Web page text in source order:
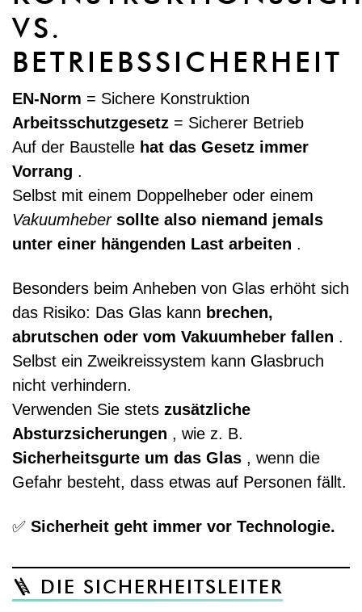
VS.
BETRIEBSSICHERHEIT
EN-Norm = Sichere Konstruktion
Arbeitsschutzgesetz = Sicherer Betrieb
Auf der Baustelle hat das Gesetz immer
Vorrang .
Selbst mit einem Doppelheber oder einem
Vakuumheber sollte also niemand jemals
unter einer hängenden Last arbeiten .
Besonders beim Anheben von Glas erhöht sich
das Risiko: Das Glas kann brechen,
abrutschen oder vom Vakuumheber fallen .
Selbst ein Zweikreissystem kann Glasbruch
nicht verhindern.
Verwenden Sie stets zusätzliche
Absturzsicherungen , wie z. B.
Sicherheitsgurte um das Glas , wenn die
Gefahr besteht, dass etwas auf Personen fällt.
✅ Sicherheit geht immer vor Technologie.
🪜 DIE SICHERHEITSLEITER